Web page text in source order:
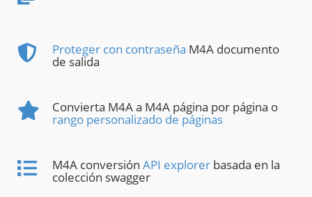
Proteger con contraseña M4A documento
de salida
Convierta M4A a M4A página por página o
rango personalizado de páginas
M4A conversión API explorer basada en la
colección swagger